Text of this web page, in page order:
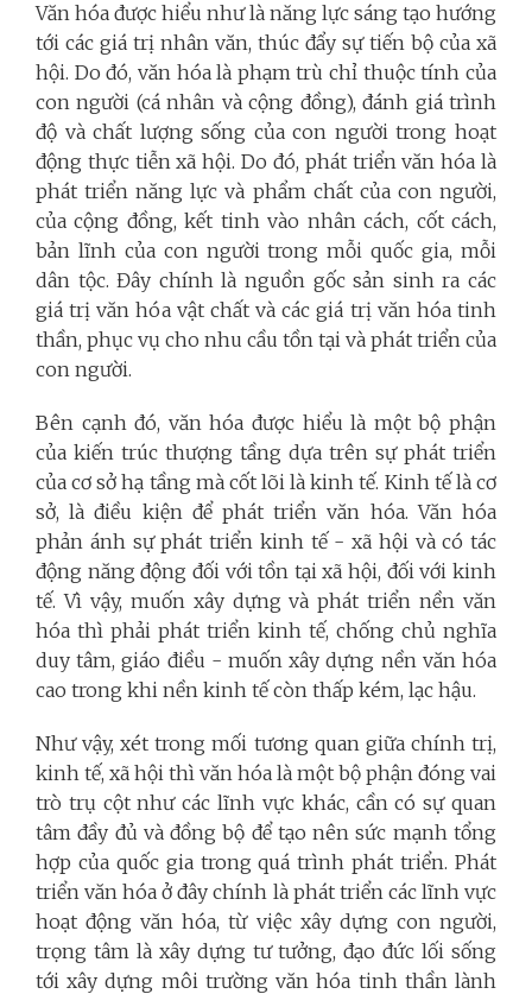
Văn hóa được hiểu như là năng lực sáng tạo hướng
tới các giá trị nhân văn, thúc đẩy sự tiến bộ của xã
hội. Do đó, văn hóa là phạm trù chỉ thuộc tính của
con người (cá nhân và cộng đồng), đánh giá trình
độ và chất lượng sống của con người trong hoạt
động thực tiễn xã hội. Do đó, phát triển văn hóa là
phát triển năng lực và phẩm chất của con người,
của cộng đồng, kết tinh vào nhân cách, cốt cách,
bản lĩnh của con người trong mỗi quốc gia, mỗi
dân tộc. Đây chính là nguồn gốc sản sinh ra các
giá trị văn hóa vật chất và các giá trị văn hóa tinh
thần, phục vụ cho nhu cầu tồn tại và phát triển của
con người.
Bên cạnh đó, văn hóa được hiểu là một bộ phận
của kiến trúc thượng tầng dựa trên sự phát triển
của cơ sở hạ tầng mà cốt lõi là kinh tế. Kinh tế là cơ
sở, là điều kiện để phát triển văn hóa. Văn hóa
phản ánh sự phát triển kinh tế - xã hội và có tác
động năng động đối với tồn tại xã hội, đối với kinh
tế. Vì vậy, muốn xây dựng và phát triển nền văn
hóa thì phải phát triển kinh tế, chống chủ nghĩa
duy tâm, giáo điều - muốn xây dựng nền văn hóa
cao trong khi nền kinh tế còn thấp kém, lạc hậu.
Như vậy, xét trong mối tương quan giữa chính trị,
kinh tế, xã hội thì văn hóa là một bộ phận đóng vai
trò trụ cột như các lĩnh vực khác, cần có sự quan
tâm đầy đủ và đồng bộ để tạo nên sức mạnh tổng
hợp của quốc gia trong quá trình phát triển. Phát
triển văn hóa ở đây chính là phát triển các lĩnh vực
hoạt động văn hóa, từ việc xây dựng con người,
trọng tâm là xây dựng tư tưởng, đạo đức lối sống
tới xây dựng môi trường văn hóa tinh thần lành